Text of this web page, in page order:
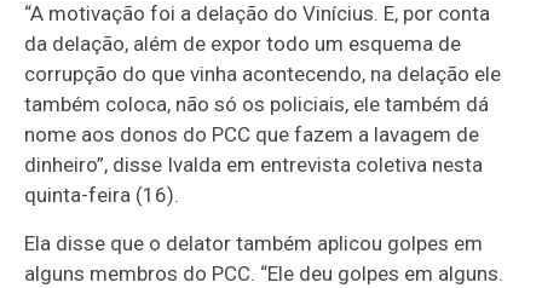
“A motivação foi a delação do Vinícius. E, por conta
da delação, além de expor todo um esquema de
corrupção do que vinha acontecendo, na delação ele
também coloca, não só os policiais, ele também dá
nome aos donos do PCC que fazem a lavagem de
dinheiro”, disse Ivalda em entrevista coletiva nesta
quinta-feira (16).
Ela disse que o delator também aplicou golpes em
alguns membros do PCC. “Ele deu golpes em alguns.